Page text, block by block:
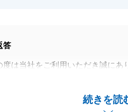
続きを読
答
度は当社をご利用いただき誠にあ
る機会がありましたら是非ご用命
きありがとうございました。